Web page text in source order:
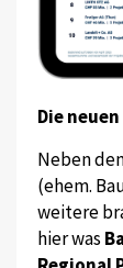
Die
Neben
(ehem.
weitere
hier was